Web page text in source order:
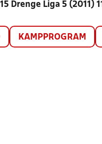
Drenge Liga 5 (2011)
KAMPPROGRAM